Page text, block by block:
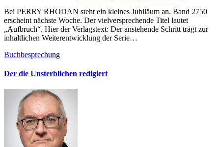
Bei PERRY RHODAN steht ein kleines Jubiläum an. Band 2750
erscheint nächste Woche. Der vielversprechende Titel lautet
„Aufbruch“. Hier der Verlagstext: Der anstehende Schritt trägt zur
inhaltlichen Weiterentwicklung der Serie…
Buchbesprechung
Der die Unsterblichen redigiert